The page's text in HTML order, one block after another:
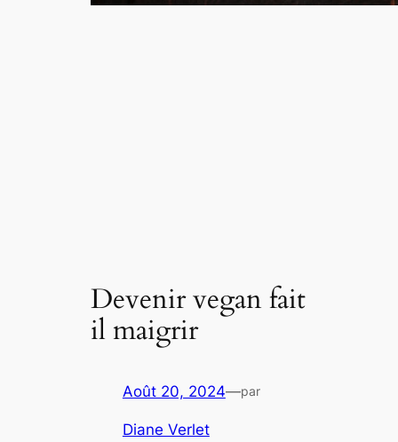
Devenir vegan fait
il maigrir
Août 20, 2024—par
Diane Verlet